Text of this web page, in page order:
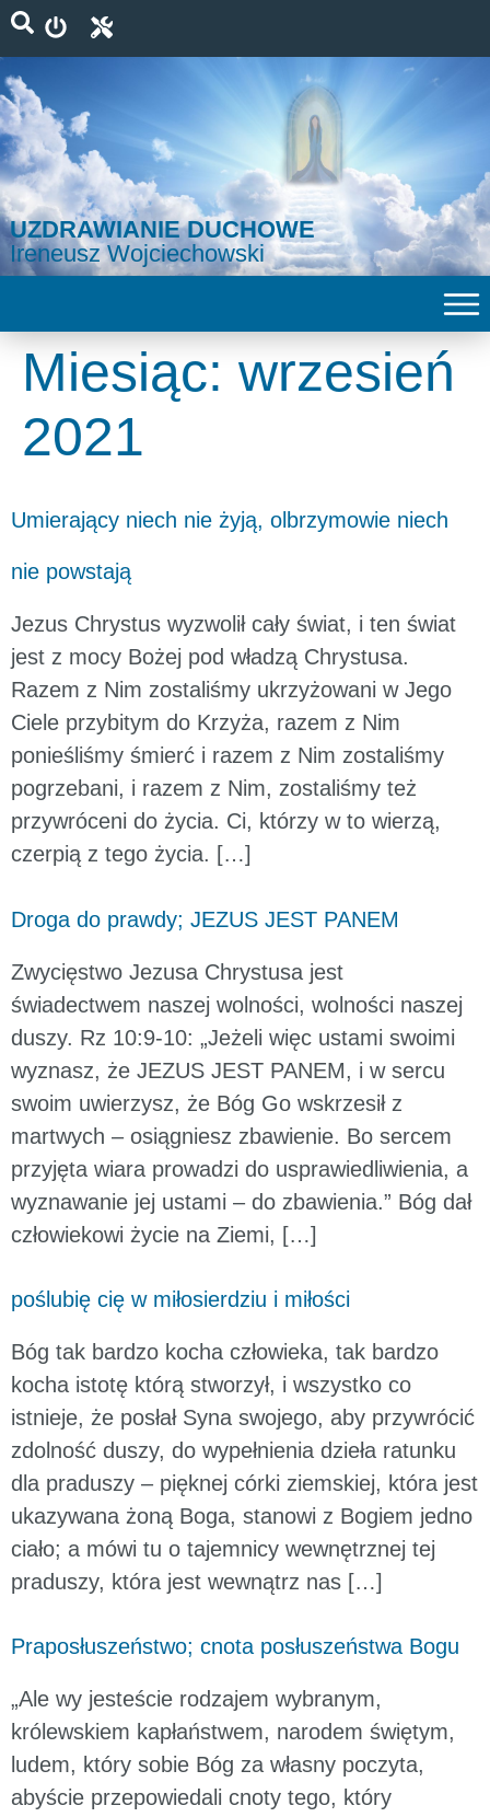
UZDRAWIANIE DUCHOWE
Ireneusz Wojciechowski
Miesiąc: wrzesień
2021
Umierający niech nie żyją, olbrzymowie niech
nie powstają
Jezus Chrystus wyzwolił cały świat, i ten świat
jest z mocy Bożej pod władzą Chrystusa.
Razem z Nim zostaliśmy ukrzyżowani w Jego
Ciele przybitym do Krzyża, razem z Nim
ponieśliśmy śmierć i razem z Nim zostaliśmy
pogrzebani, i razem z Nim, zostaliśmy też
przywróceni do życia. Ci, którzy w to wierzą,
czerpią z tego życia. […]
Droga do prawdy; JEZUS JEST PANEM
Zwycięstwo Jezusa Chrystusa jest
świadectwem naszej wolności, wolności naszej
duszy. Rz 10:9-10: „Jeżeli więc ustami swoimi
wyznasz, że JEZUS JEST PANEM, i w sercu
swoim uwierzysz, że Bóg Go wskrzesił z
martwych – osiągniesz zbawienie. Bo sercem
przyjęta wiara prowadzi do usprawiedliwienia, a
wyznawanie jej ustami – do zbawienia.” Bóg dał
człowiekowi życie na Ziemi, […]
poślubię cię w miłosierdziu i miłości
Bóg tak bardzo kocha człowieka, tak bardzo
kocha istotę którą stworzył, i wszystko co
istnieje, że posłał Syna swojego, aby przywrócić
zdolność duszy, do wypełnienia dzieła ratunku
dla praduszy – pięknej córki ziemskiej, która jest
ukazywana żoną Boga, stanowi z Bogiem jedno
ciało; a mówi tu o tajemnicy wewnętrznej tej
praduszy, która jest wewnątrz nas […]
Praposłuszeństwo; cnota posłuszeństwa Bogu
„Ale wy jesteście rodzajem wybranym,
królewskiem kapłaństwem, narodem świętym,
ludem, który sobie Bóg za własny poczyta,
abyście przepowiedali cnoty tego, który